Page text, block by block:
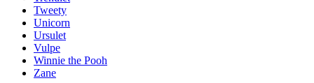
Tweety
Unicorn
Ursulet
Vulpe
Winnie the Pooh
Zane